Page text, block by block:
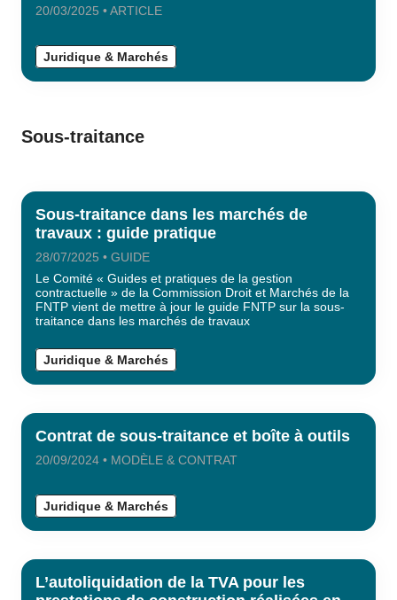
20/03/2025 • ARTICLE
Juridique & Marchés
Sous-traitance
Sous-traitance dans les marchés de
travaux : guide pratique
28/07/2025 • GUIDE
Le Comité « Guides et pratiques de la gestion
contractuelle » de la Commission Droit et Marchés de la
FNTP vient de mettre à jour le guide FNTP sur la sous-
traitance dans les marchés de travaux
Juridique & Marchés
Contrat de sous-traitance et boîte à outils
20/09/2024 • MODÈLE & CONTRAT
Juridique & Marchés
L’autoliquidation de la TVA pour les